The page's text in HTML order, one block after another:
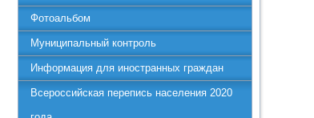
Фотоальбом
Муниципальный контроль
Информация для иностранных граждан
Всероссийская перепись населения 2020